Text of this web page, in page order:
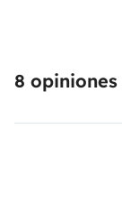
8 opiniones